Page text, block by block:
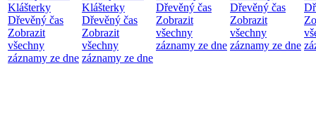
Klášterky
Dřevěný čas
Zobrazit
všechny
záznamy ze dne
Klášterky
Dřevěný čas
Zobrazit
všechny
záznamy ze dne
Dřevěný čas
Zobrazit
všechny
záznamy ze dne
Dřevěný čas
Zobrazit
všechny
záznamy ze dne